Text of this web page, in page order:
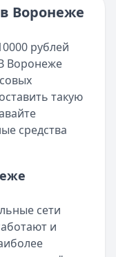
свежая
прямо сегодня?
iPhone: что
Воронеже
рублей
Воронеже
такую
средства
сети
и